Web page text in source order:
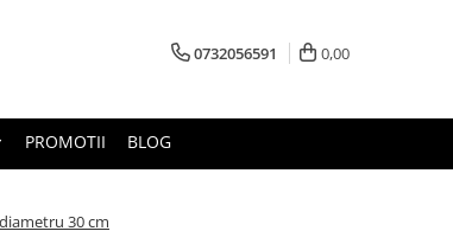
0732056591 0,00
PROMOTII BLOG
30 cm